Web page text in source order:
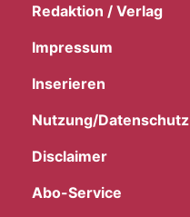
App
Redaktion / Verlag
Impressum
Inserieren
Nutzung/Datenschutz
Disclaimer
Abo-Service